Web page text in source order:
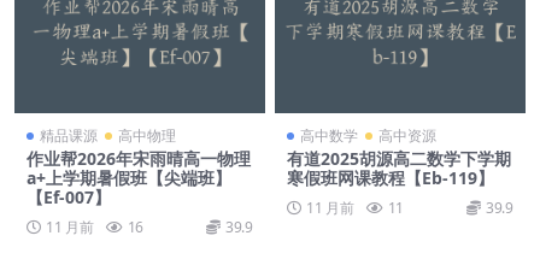
精品课源 高中物理
作业帮2026年宋雨晴高一物理
a+上学期暑假班【尖端班】
【Ef-007】
11 月前 16 39.9
高中数学 高中资源
有道2025胡源高二数学下学期
寒假班网课教程【Eb-119】
11 月前 11 39.9